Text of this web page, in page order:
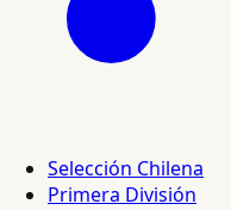
Selección Chilena
Primera División